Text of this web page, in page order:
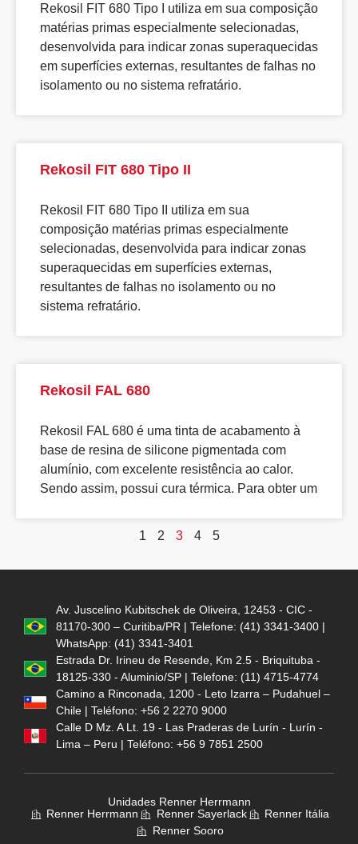
Rekosil FIT 680 Tipo I utiliza em sua composição
matérias primas especialmente selecionadas,
desenvolvida para indicar zonas superaquecidas
em superfícies externas, resultantes de falhas no
isolamento ou no sistema refratário.
Rekosil FIT 680 Tipo II
Rekosil FIT 680 Tipo II utiliza em sua
composição matérias primas especialmente
selecionadas, desenvolvida para indicar zonas
superaquecidas em superfícies externas,
resultantes de falhas no isolamento ou no
sistema refratário.
Rekosil FAL 680
Rekosil FAL 680 é uma tinta de acabamento à
base de resina de silicone pigmentada com
alumínio, com excelente resistência ao calor.
Sendo assim, possui cura térmica. Para obter um
1 2 3 4 5
Av. Juscelino Kubitschek de Oliveira, 12453 - CIC -
81170-300 – Curitiba/PR | Telefone: (41) 3341-3400 |
WhatsApp: (41) 3341-3401
Estrada Dr. Irineu de Resende, Km 2.5 - Briquituba -
18125-330 - Aluminio/SP | Telefone: (11) 4715-4774
Camino a Rinconada, 1200 - Leto Izarra – Pudahuel –
Chile | Teléfono: +56 2 2270 9000
Calle D Mz. A Lt. 19 - Las Praderas de Lurín - Lurín -
Lima – Peru | Teléfono: +56 9 7851 2500
Unidades Renner Herrmann
Renner Herrmann
Renner Sayerlack
Renner Itália
Renner Sooro